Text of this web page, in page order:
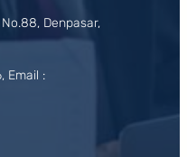
Denpasar,
Email :